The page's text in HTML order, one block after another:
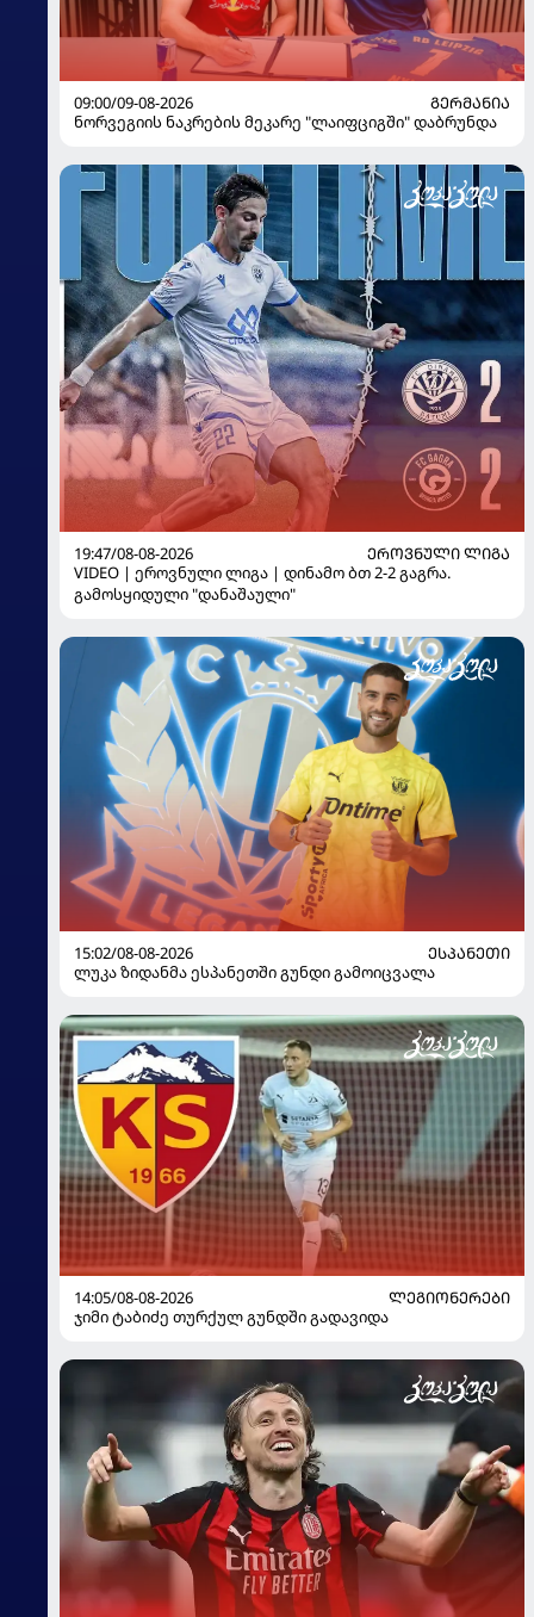
09:00/09-08-2026
ᲒᲔᲠᲛᲐᲜᲘᲐ
ნორვეგიის ნაკრების მეკარე "ლაიფციგში" დაბრუნდა
19:47/08-08-2026
ᲔᲠᲝᲕᲜᲣᲚᲘ ᲚᲘᲒᲐ
VIDEO | ეროვნული ლიგა | დინამო ბთ 2-2 გაგრა.
გამოსყიდული "დანაშაული"
15:02/08-08-2026
ᲔᲡᲞᲐᲜᲔᲗᲘ
ლუკა ზიდანმა ესპანეთში გუნდი გამოიცვალა
14:05/08-08-2026
ᲚᲔᲒᲘᲝᲜᲔᲠᲔᲑᲘ
ჯიმი ტაბიძე თურქულ გუნდში გადავიდა